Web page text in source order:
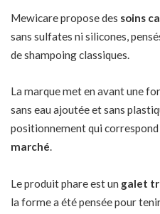
Mewicare propose des soins
sans sulfates ni silicones,
de shampoing classiques.
La marque met en avant une
sans eau ajoutée et sans
positionnement qui correspond
marché.
Le produit phare est un galet
la forme a été pensée pour